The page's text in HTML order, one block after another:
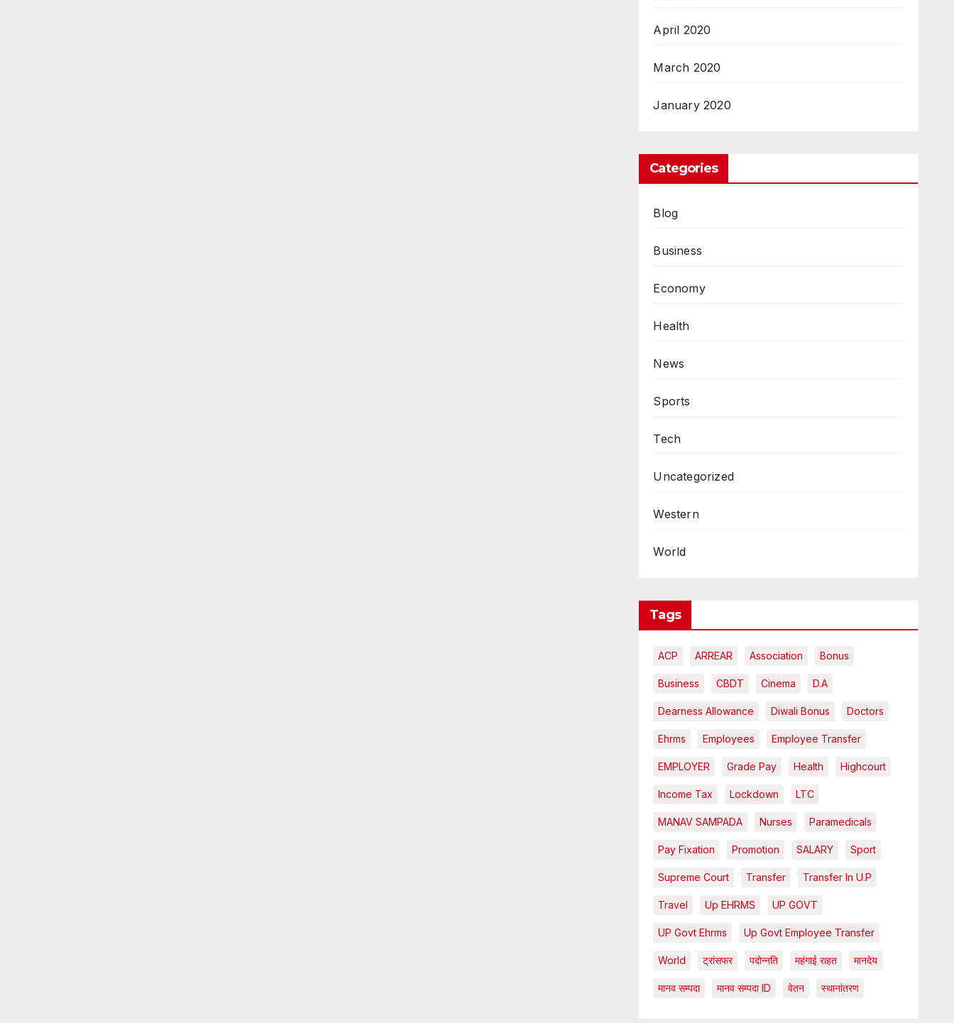
April 2020
March 2020
January 2020
Categories
Blog
Business
Economy
Health
News
Sports
Tech
Uncategorized
Western
World
Tags
ACP ARREAR Association Bonus
Business CBDT Cinema D.A
Dearness Allowance Diwali Bonus Doctors
Ehrms Employees Employee Transfer
EMPLOYER Grade Pay Health Highcourt
Income Tax Lockdown LTC
MANAV SAMPADA Nurses Paramedicals
Pay Fixation Promotion SALARY Sport
Supreme Court Transfer Transfer In U.P
Travel Up EHRMS UP GOVT
UP Govt Ehrms Up Govt Employee Transfer
World ट्रांसफर पदोन्नति महंगाई राहत मानदेय
मानव सम्पदा मानव सम्पदा ID वेतन स्थानांतरण